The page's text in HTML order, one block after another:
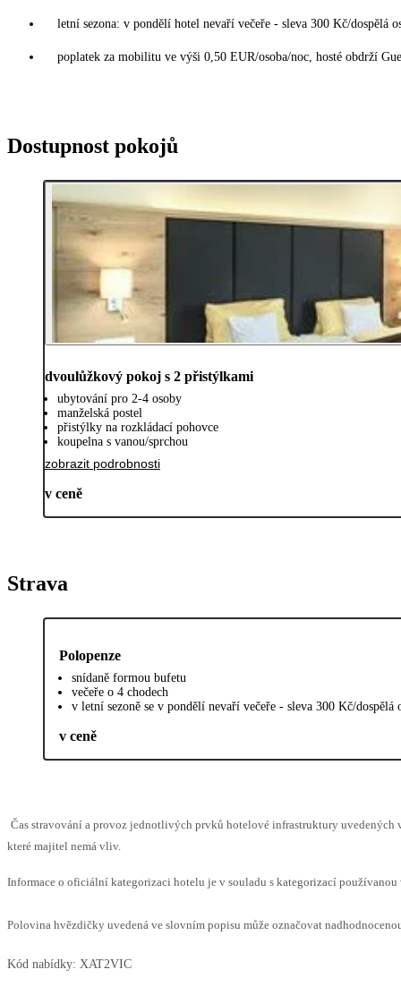
letní sezona: v pondělí hotel nevaří večeře - sleva 300 Kč/dospělá
poplatek za mobilitu ve výši 0,50 EUR/osoba/noc, hosté obdrží
Dostupnost pokojů
dvoulůžkový pokoj s 2 přistýlkami
ubytování pro 2-4 osoby
manželská postel
přistýlky na rozkládací pohovce
koupelna s vanou/sprchou
zobrazit podrobnosti
v ceně
Strava
Polopenze
snídaně formou bufetu
večeře o 4 chodech
v letní sezoně se v pondělí nevaří večeře - sleva 300 Kč/dospělá
v ceně
Čas stravování a provoz jednotlivých prvků hotelové infrastruktury uvedených
které majitel nemá vliv.
Informace o oficiální kategorizaci hotelu je v souladu s kategorizací
Polovina hvězdičky uvedená ve slovním popisu může označovat
Kód nabídky: XAT2VIC